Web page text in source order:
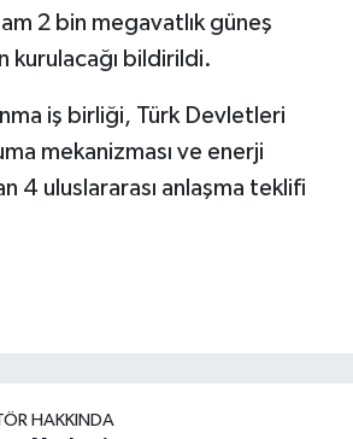
2 bin megavatlık güneş
kurulacağı bildirildi.
iş birliği, Türk Devletleri
mekanizması ve enerji
4 uluslararası anlaşma teklifi
HAKKINDA